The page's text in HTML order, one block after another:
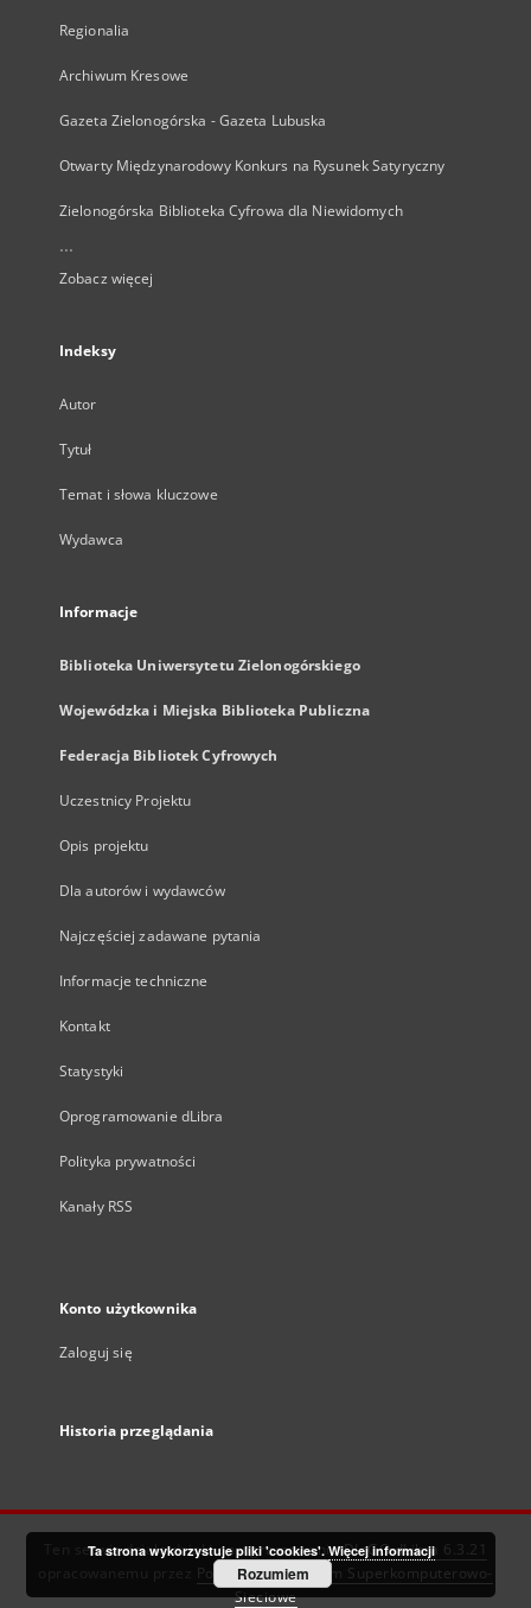
Regionalia
Archiwum Kresowe
Gazeta Zielonogórska - Gazeta Lubuska
Otwarty Międzynarodowy Konkurs na Rysunek Satyryczny
Zielonogórska Biblioteka Cyfrowa dla Niewidomych
...
Zobacz więcej
Indeksy
Autor
Tytuł
Temat i słowa kluczowe
Wydawca
Informacje
Biblioteka Uniwersytetu Zielonogórskiego
Wojewódzka i Miejska Biblioteka Publiczna
Federacja Bibliotek Cyfrowych
Uczestnicy Projektu
Opis projektu
Dla autorów i wydawców
Najczęściej zadawane pytania
Informacje techniczne
Kontakt
Statystyki
Oprogramowanie dLibra
Polityka prywatności
Kanały RSS
Konto użytkownika
Zaloguj się
Historia przeglądania
Ten serwis działa dzięki oprogramowaniuDInGO dLibra 6.3.21
Poznańskie Centrum Superkomputerowo-
Sieciowe
Ta strona wykorzystuje pliki 'cookies'. Więcej informacji
Rozumiem